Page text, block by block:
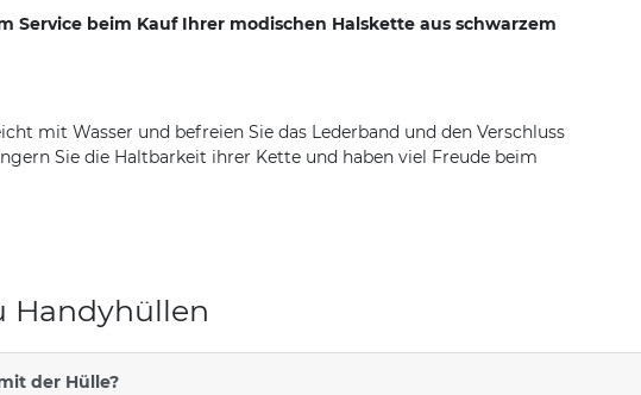
Service beim Kauf Ihrer modischen Halskette aus schwarzem
mit Wasser und befreien Sie das Lederband und den Verschluss
Sie die Haltbarkeit ihrer Kette und haben viel Freude beim
Handyhüllen
der Hülle?